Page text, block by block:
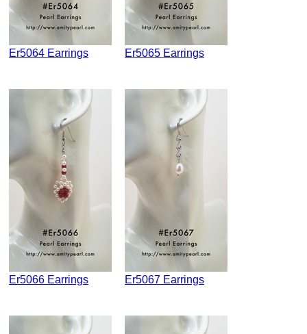
Er5064 Earrings Er5065 Earrings
Er5066 Earrings Er5067 Earrings